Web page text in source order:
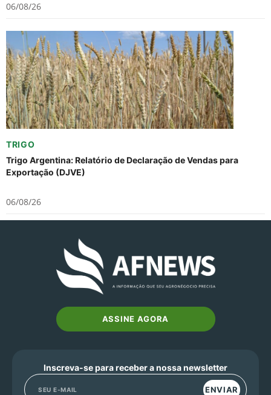
06/08/26
TRIGO
Trigo Argentina: Relatório de Declaração de Vendas para
Exportação (DJVE)
06/08/26
ASSINE AGORA
Inscreva-se para receber a nossa newsletter
ENVIAR